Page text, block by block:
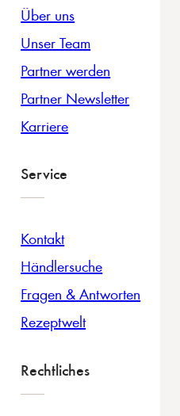
Über uns
Unser Team
Partner werden
Partner Newsletter
Karriere
Service
Kontakt
Händlersuche
Fragen & Antworten
Rezeptwelt
Rechtliches